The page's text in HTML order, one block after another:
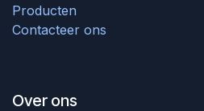
Producten
Contacteer ons
Over ons